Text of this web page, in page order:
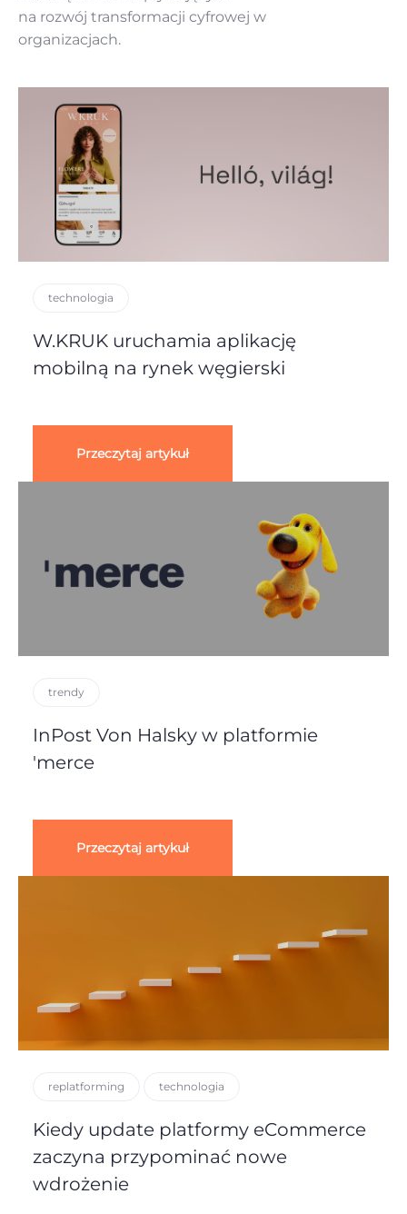
na rozwój transformacji cyfrowej w
organizacjach.
technologia
W.KRUK uruchamia aplikację
mobilną na rynek węgierski
Przeczytaj artykuł
trendy
InPost Von Halsky w platformie
'merce
Przeczytaj artykuł
replatforming technologia
Kiedy update platformy eCommerce
zaczyna przypominać nowe
wdrożenie